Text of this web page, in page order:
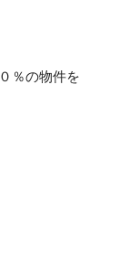
％の物件を